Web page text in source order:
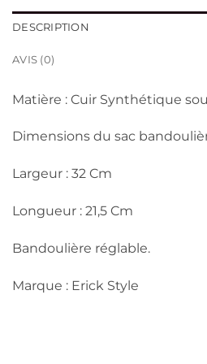
DESCRIPTION
AVIS (0)
Matière : Cuir Synthétique
Dimensions du sac
Largeur : 32 Cm
Longueur : 21,5 Cm
Bandoulière réglable.
Marque : Erick Style